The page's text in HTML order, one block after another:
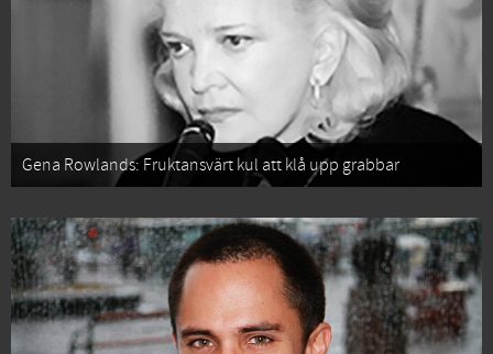
Gena Rowlands: Fruktansvärt kul att klå upp grabbar